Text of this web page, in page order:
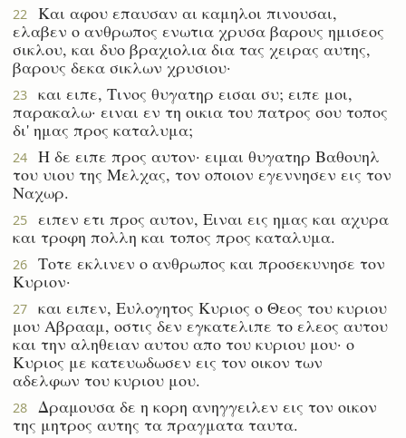
22
Και αφου επαυσαν αι καμηλοι πινουσαι,
ελαβεν ο ανθρωπος ενωτια χρυσα βαρους ημισεος
σικλου, και δυο βραχιολια δια τας χειρας αυτης,
βαρους δεκα σικλων χρυσιου·
23
και ειπε, Τινος θυγατηρ εισαι συ; ειπε μοι,
παρακαλω· ειναι εν τη οικια του πατρος σου τοπος
δι' ημας προς καταλυμα;
24
Η δε ειπε προς αυτον· ειμαι θυγατηρ Βαθουηλ
του υιου της Μελχας, τον οποιον εγεννησεν εις τον
Ναχωρ.
25
ειπεν ετι προς αυτον, Ειναι εις ημας και αχυρα
και τροφη πολλη και τοπος προς καταλυμα.
26
Τοτε εκλινεν ο ανθρωπος και προσεκυνησε τον
Κυριον·
27
και ειπεν, Ευλογητος Κυριος ο Θεος του κυριου
μου Αβρααμ, οστις δεν εγκατελιπε το ελεος αυτου
και την αληθειαν αυτου απο του κυριου μου· ο
Κυριος με κατευωδωσεν εις τον οικον των
αδελφων του κυριου μου.
28
Δραμουσα δε η κορη ανηγγειλεν εις τον οικον
της μητρος αυτης τα πραγματα ταυτα.